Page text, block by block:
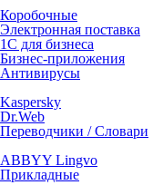
Коробочные
Электронная поставка
1С для бизнеса
Бизнес-приложения
Антивирусы
Kaspersky
Dr.Web
Переводчики / Словари
ABBYY Lingvo
Прикладные